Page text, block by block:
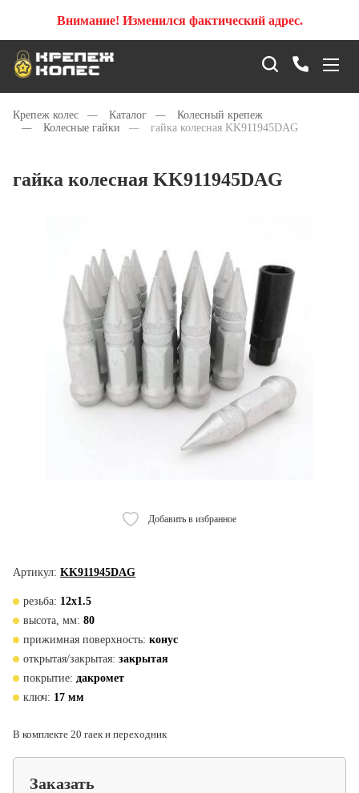
Внимание! Изменился фактический адрес.
Крепеж колес — Каталог —
Колесный крепеж
—
Колесные гайки — гайка колесная KK911945DAG
гайка колесная KK911945DAG
Добавить в избранное
Артикул: KK911945DAG
резьба: 12х1.5
высота, мм: 80
прижимная поверхность: конус
открытая/закрытая: закрытая
покрытие: дакромет
ключ: 17 мм
В комплекте 20 гаек и переходник
Заказать